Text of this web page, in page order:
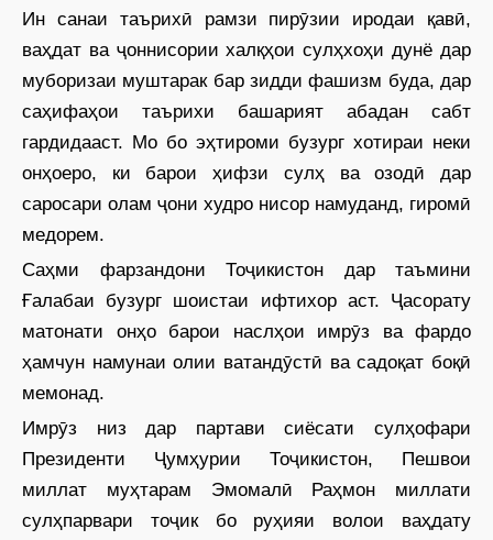
Ин санаи таърихӣ рамзи пирӯзии иродаи қавӣ,
ваҳдат ва ҷоннисории халқҳои сулҳхоҳи дунё дар
муборизаи муштарак бар зидди фашизм буда, дар
саҳифаҳои таърихи башарият абадан сабт
гардидааст. Мо бо эҳтироми бузург хотираи неки
онҳоеро, ки барои ҳифзи сулҳ ва озодӣ дар
саросари олам ҷони худро нисор намуданд, гиромӣ
медорем.
Саҳми фарзандони Тоҷикистон дар таъмини
Ғалабаи бузург шоистаи ифтихор аст. Ҷасорату
матонати онҳо барои наслҳои имрӯз ва фардо
ҳамчун намунаи олии ватандӯстӣ ва садоқат боқӣ
мемонад.
Имрӯз низ дар партави сиёсати сулҳофари
Президенти Ҷумҳурии Тоҷикистон, Пешвои
миллат муҳтарам Эмомалӣ Раҳмон миллати
сулҳпарвари тоҷик бо руҳияи волои ваҳдату